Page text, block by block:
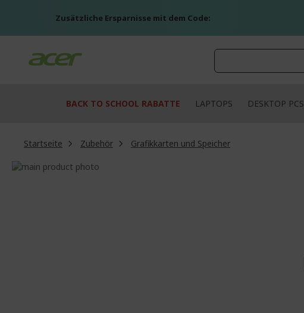
Zusätzliche Ersparnisse mit dem Code:
BACK TO SCHOOL RABATTE LAPTOPS DESKTOP PCS
Startseite Zubehör
Grafikkarten und Speicher
Zum